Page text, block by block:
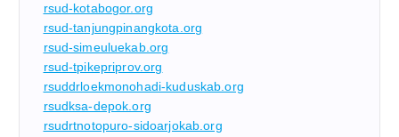
rsud-kotabogor.org
rsud-tanjungpinangkota.org
rsud-simeuluekab.org
rsud-tpikepriprov.org
rsuddrloekmonohadi-kuduskab.org
rsudksa-depok.org
rsudrtnotopuro-sidoarjokab.org